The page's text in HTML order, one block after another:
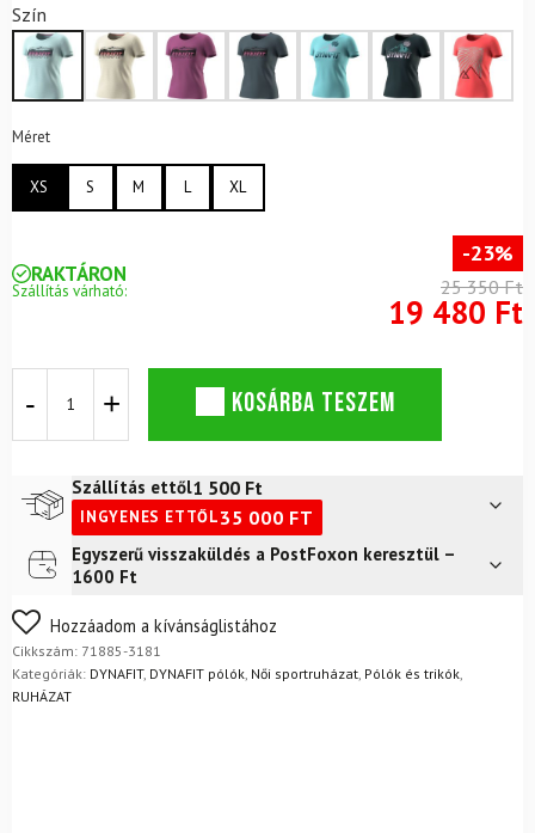
4.91
5-ből,
értékelés
alapján
Szín
Méret
XS S M L XL
RAKTÁRON
Szállítás várható:
-23%
25 350 Ft
19 480 Ft
Transalper
póló
felhőkék
mennyiség
KOSÁRBA TESZEM
Szállítás ettől1 500 Ft
INGYENES ETTŐL35 000 FT
Futár a címre2 400
FoxPost
Egyszerű visszaküldés a PostFoxon keresztül –
1600 Ft
Nem biztos a választásában? Semmi gond – a terméket
egyszerűen visszaküldheti 14 napon belül, indoklás nélkül.
Mik a visszaküldés feltételei?
Hozzáadom a kívánságlistához
Cikkszám: 71885-3181
Kategóriák: DYNAFIT, DYNAFIT pólók Női sportruházat Pólók és trikók
RUHÁZAT